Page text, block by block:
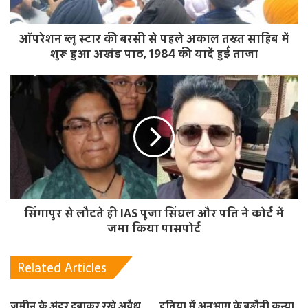
ऑपरेशन ब्लू स्टार की बरसी से पहले अकाल तख्त साहिब में
शुरू हुआ अखंड पाठ, 1984 की यादें हुईं ताजा
सिंगापुर से लौटते ही IAS पूजा सिंघल और पति ने कोर्ट में
जमा किया पासपोर्ट
Related Articles